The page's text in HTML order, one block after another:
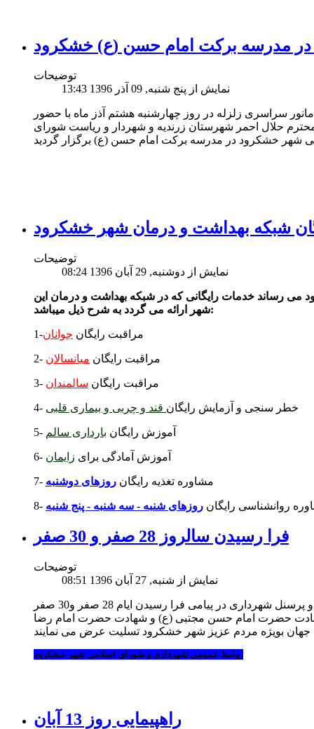
در مدرسه برکت امام حسن (ع) خشکرود
توضیحات
نمایش از پنج شنبه, 09 آذر 1396 13:43
سراسری زلزله در روز چهارشنبه هشتم آذز ماه با حضور
حلال احمر شهرستان زرندیه و شهردار و ریاست شورای
شبکه بهداشت و درمان شهر خشکرود
توضیحات
نمایش از دوشنبه, 29 آبان 1396 08:24
می رساند خدمات رایگانی که در شبکه بهداشت و درمان این
شهر ارائه می گردد به شرح ذیل می­باشد:
1-مراقبت رایگان جوانان
2- مراقبت رایگان میانسالان
3- مراقبت رایگان سالمندان
4- خطر سنجی و آزمایش رایگان قند و چربی و بیماری قلبی
5- آموزش رایگان بارداری سالم
6- آموزش آمادگی برای زایمان
7- مشاوره تغذیه رایگان روزهای دوشنبه
روانشناسی رایگان روزهای شنبه - سه شنبه - پنج شنبه
فرا رسیدن سالروز 28 صفر و 30 صفر
توضیحات
نمایش از شنبه, 27 آبان 1396 08:51
شهردار ، شورای اسلامی شهر خشکرود و پرسنل شهرداری در پیامی فرا رسیدن ایام 28 صفر و30 صفر
حضرت امام حسن مجتبی (ع) و شهادت حضرت امام رضا
روابط عمومی شهرداری و شورای اسلامی شهر خشکرود
راهپیمایی روز 13 آبان